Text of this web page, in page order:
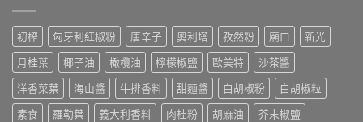
初榨 匈牙利紅椒粉 唐辛子 奧利塔 孜然粉 廟口
新光
月桂葉
椰子油 橄欖油 檸檬椒鹽 歐美特
沙茶醬
洋香菜葉
海山醬 牛排香料 甜麵醬 白胡椒粉
白胡椒粒
素食
羅勒葉 義大利香料 肉桂粉 胡麻油
芥末椒鹽